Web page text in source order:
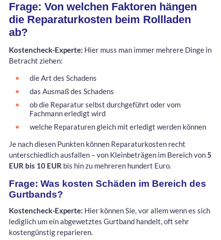
Frage: Von welchen Faktoren hängen
die Reparaturkosten beim Rollladen
ab?
Kostencheck-Experte: Hier muss man immer mehrere Dinge in
Betracht ziehen:
die Art des Schadens
das Ausmaß des Schadens
ob die Reparatur selbst durchgeführt oder vom
Fachmann erledigt wird
welche Reparaturen gleich mit erledigt werden können
Je nach diesen Punkten können Reparaturkosten recht
unterschiedlich ausfallen – von Kleinbeträgen im Bereich von5
EUR bis 10 EUR bis hin zu mehreren hundert Euro.
Frage: Was kosten Schäden im Bereich des
Gurtbands?
Kostencheck-Experte: Hier können Sie, vor allem wenn es sich
lediglich um ein abgewetztes Gurtband handelt, oft sehr
kostengünstig reparieren.